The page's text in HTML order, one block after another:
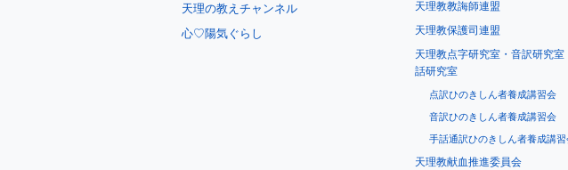
天理の教えチャンネル
心♡陽気ぐらし
天理教教誨師連盟
天理教保護司連盟
天理教点字研究室・音訳研究室
話研究室
点訳ひのきしん者養成講習会
音訳ひのきしん者養成講習会
手話通訳ひのきしん者養成講習
天理教献血推進委員会